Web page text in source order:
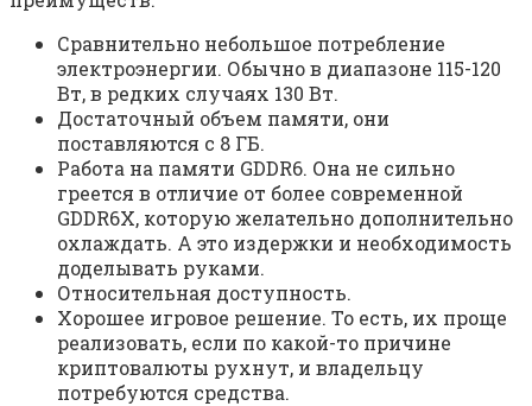
Сравнительно небольшое потребление
электроэнергии. Обычно в диапазоне 115-120
Вт, в редких случаях 130 Вт.
Достаточный объем памяти, они
поставляются с 8 ГБ.
Работа на памяти GDDR6. Она не сильно
греется в отличие от более современной
GDDR6X, которую желательно дополнительно
охлаждать. А это издержки и необходимость
доделывать руками.
Относительная доступность.
Хорошее игровое решение. То есть, их проще
реализовать, если по какой-то причине
криптовалюты рухнут, и владельцу
потребуются средства.